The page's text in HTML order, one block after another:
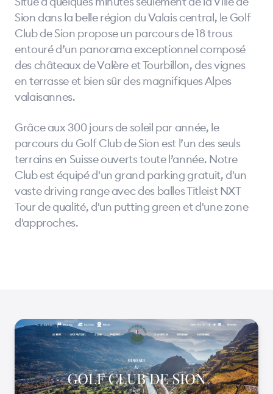
Sion dans la belle région du Valais central, le Golf
Club de Sion propose un parcours de 18 trous
entouré d’un panorama exceptionnel composé
des châteaux de Valère et Tourbillon, des vignes
en terrasse et bien sûr des magnifiques Alpes
valaisannes.
Grâce aux 300 jours de soleil par année, le
parcours du Golf Club de Sion est l’un des seuls
terrains en Suisse ouverts toute l’année. Notre
Club est équipé d'un grand parking gratuit, d'un
vaste driving range avec des balles Titleist NXT
Tour de qualité, d'un putting green et d'une zone
d'approches.